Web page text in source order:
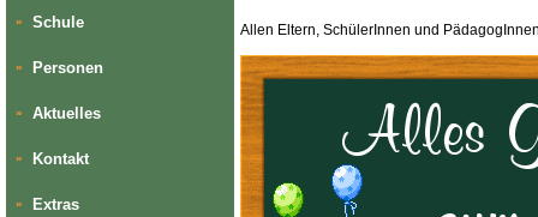
» Schule
» Personen
» Aktuelles
» Kontakt
» Extras
Allen Eltern, SchülerInnen und